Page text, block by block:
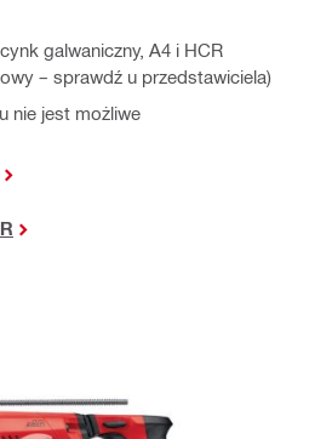
galwaniczny, A4 i HCR
– sprawdź u przedstawiciela)
nie jest możliwe